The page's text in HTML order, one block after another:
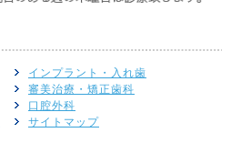
インプラント・入れ歯
審美治療・矯正歯科
口腔外科
サイトマップ